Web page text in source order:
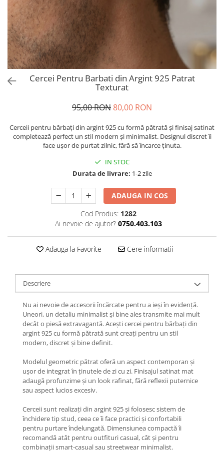
Coliere Transparente cu Stea
Coliere Transparente cu Soare
Coliere Transparente cu Semilună
Coliere Transparente cu Zodii
Coliere Transparente cu Perle
Coliere Transparente cu Initiale
Coliere Transparente cu Flori
Coliere Transparente cu Molecule
Coliere Transparente cu Pietre
Naturale
Coliere Transparente Diverse
Lănțișoare cu Inimioare
Lănțișoare cu Cruce
Lănțișoare cu Semilună
Lănțișoare cu Zodii
Lănțișoare cu Animale
Lănțișoare cu Pietre Naturale
Lănțișoare Argint Diverse
COLIERE CU PERLE
Coliere cu Perle Naturale
Coliere cu Perle Preciosa
COLIERE ȘNUR REGLABIL
Coliere cu Inimioare
Coliere cu Cruce
Coliere cu Stea
Coliere cu Semilună
Coliere cu Zodii
Coliere cu Flori
Coliere cu Animale
Brățări din Argint cu pietre
semiprețioase
Brățări elastice cu pietre
semiprețioase
LĂNȚIȘOARE ARGINT
Cercei Pentru Barbati din Argint 925 Patrat
Texturat
95,00 RON80,00 RON
Cerceii pentru bărbați din argint 925 cu formă pătrată și finisaj satinat
completează perfect un stil modern și minimalist. Designul discret îi
face ușor de purtat zilnic, fără să încarce ținuta.
IN STOC
Durata de livrare: 1-2 zile
ADAUGA IN COS
Cod Produs: 1282
Ai nevoie de ajutor? 0750.403.103
Adauga la Favorite Cere informatii
Descriere
Nu ai nevoie de accesorii încărcate pentru a ieși în evidență.
Uneori, un detaliu minimalist și bine ales transmite mai mult
decât o piesă extravagantă. Acești cercei pentru bărbați din
argint 925 cu formă pătrată sunt creați pentru un stil
modern, discret și bine definit.
Modelul geometric pătrat oferă un aspect contemporan și
ușor de integrat în ținutele de zi cu zi. Finisajul satinat mat
adaugă profunzime și un look rafinat, fără reflexii puternice
sau aspect lucios excesiv.
Cerceii sunt realizați din argint 925 și folosesc sistem de
închidere tip stud, ceea ce îi face practici și confortabili
pentru purtare îndelungată. Dimensiunea compactă îi
recomandă atât pentru outfituri casual, cât și pentru
combinații smart-casual sau streetwear minimalist.